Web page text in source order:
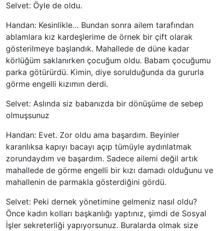
Selvet: Öyle de oldu.
Handan: Kesinlikle… Bundan sonra ailem tarafından
ablamlara kız kardeşlerime de örnek bir çift olarak
gösterilmeye başlandık. Mahallede de düne kadar
körlüğüm saklanırken çocuğum oldu. Babam çocuğumu
parka götürürdü. Kimin, diye sorulduğunda da gururla
görme engelli kızımın derdi.
Selvet: Aslında siz babanızda bir dönüşüme de sebep
olmuşsunuz
Handan: Evet. Zor oldu ama başardım. Beyinler
karanlıksa kapıyı bacayı açıp tümüyle aydınlatmak
zorundaydım ve başardım. Sadece ailemi değil artık
mahallede de görme engelli bir kızı damadı olduğunu ve
mahallenin de parmakla gösterdiğini gördü.
Selvet: Peki dernek yönetimine gelmeniz nasıl oldu?
Önce kadın kolları başkanlığı yaptınız, şimdi de Sosyal
İşler sekreterliği yapıyorsunuz. Buralarda olmak size